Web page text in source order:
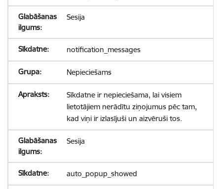
Sesija
notification_messages
Nepieciešams
Sīkdatne ir nepieciešama, lai visiem
lietotājiem nerādītu ziņojumus pēc tam,
kad viņi ir izlasījuši un aizvēruši tos.
Sesija
auto_popup_showed